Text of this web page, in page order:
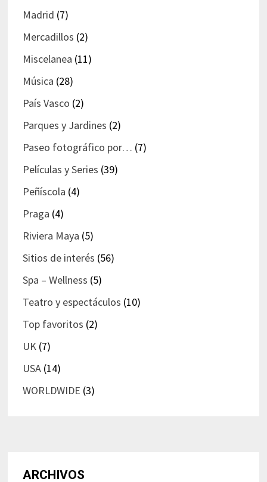
Madrid (7)
Mercadillos (2)
Miscelanea (11)
Música (28)
País Vasco (2)
Parques y Jardines (2)
Paseo fotográfico por… (7)
Películas y Series (39)
Peñíscola (4)
Praga (4)
Riviera Maya (5)
Sitios de interés (56)
Spa – Wellness (5)
Teatro y espectáculos (10)
Top favoritos (2)
UK(7)
USA(14)
WORLDWIDE (3)
ARCHIVOS